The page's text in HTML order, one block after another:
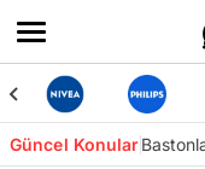
Güncel Konular